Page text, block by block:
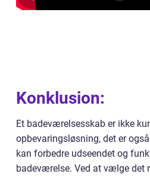
Konklusion:
Et badeværelsesskab er ikke
opbevaringsløsning, det er
kan forbedre udseendet og
badeværelse. Ved at vælge det